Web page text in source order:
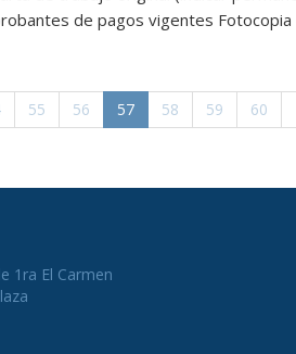
de pagos vigentes
55 56 57(actual)
58 59 60
1ra El Carmen